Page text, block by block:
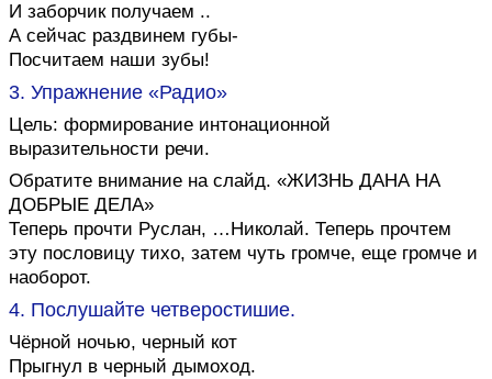
И заборчик получаем ..
А сейчас раздвинем губы-
Посчитаем наши зубы!
3. Упражнение «Радио»
Цель: формирование интонационной
выразительности речи.
Обратите внимание на слайд. «ЖИЗНЬ ДАНА НА
ДОБРЫЕ ДЕЛА»
Теперь прочти Руслан, …Николай. Теперь прочтем
эту пословицу тихо, затем чуть громче, еще громче и
наоборот.
4. Послушайте четверостишие.
Чёрной ночью, черный кот
Прыгнул в черный дымоход.